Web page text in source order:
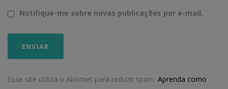
Notifique-me sobre novas publicações por e-mail.
Esse site utiliza o Akismet para reduzir spam. Aprenda como